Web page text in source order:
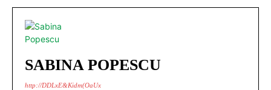
SABINA POPESCU
http://DDLxE&Kidm(OaUx